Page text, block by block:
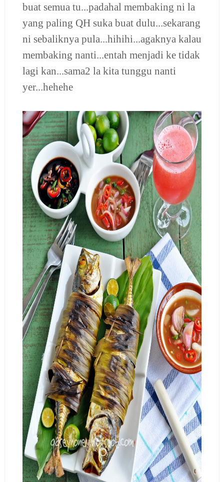
buat semua tu...padahal membaking ni la
yang paling QH suka buat dulu...sekarang
ni sebaliknya pula...hihihi...agaknya kalau
membaking nanti...entah menjadi ke tidak
lagi kan...sama2 la kita tunggu nanti
yer...hehehe